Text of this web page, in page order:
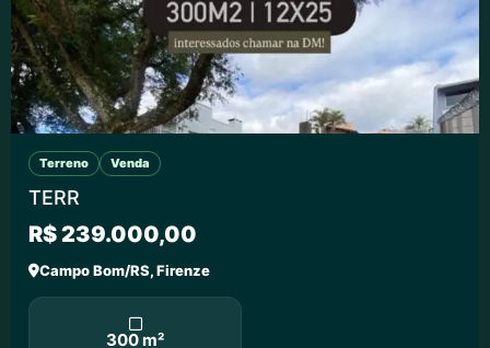
Terreno Venda
TERR
R$ 239.000,00
Campo Bom/RS, Firenze
300 m²